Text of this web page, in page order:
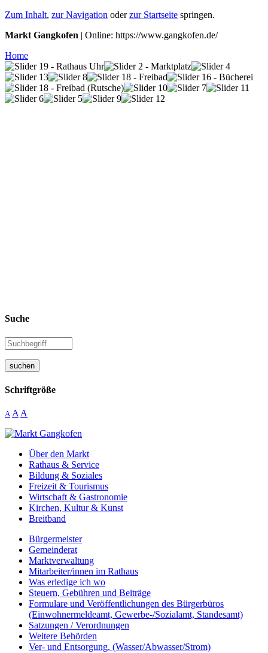
Zum Inhalt, zur Navigation oderzur Startseite springen.
Markt Gangkofen | Online: https://www.gangkofen.de/
Home
Suche
suchen
Schriftgröße
A A A
Über den Markt
Rathaus & Service
Bildung & Soziales
Freizeit & Tourismus
Wirtschaft & Gastronomie
Kirchen, Kultur & Kunst
Breitband
Bürgermeister
Gemeinderat
Marktverwaltung
Mitarbeiter/innen im Rathaus
Was erledige ich wo
Steuern, Gebühren und Beiträge
Formulare und Veröffentlichungen des Bürgerbüros
(Einwohnermeldeamt, Gewerbe-/Sozialamt, Standesamt)
Satzungen / Verordnungen
Weitere Behörden
Ver- und Entsorgung, (Wasser/Abwasser/Strom)